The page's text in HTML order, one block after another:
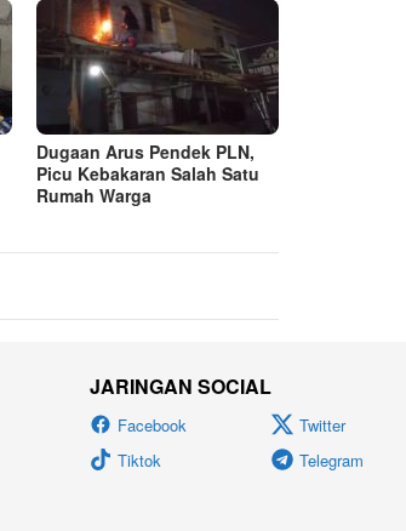
Dugaan Arus Pendek PLN,
Picu Kebakaran Salah Satu
Rumah Warga
JARINGAN SOCIAL
Facebook Twitter
Tiktok
Telegram